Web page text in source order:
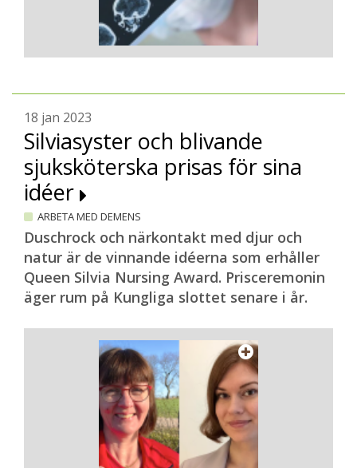
18 jan 2023
Silviasyster och blivande
sjuksköterska prisas för sina
idéer
ARBETA MED DEMENS
Duschrock och närkontakt med djur och
natur är de vinnande idéerna som erhåller
Queen Silvia Nursing Award. Prisceremonin
äger rum på Kungliga slottet senare i år.